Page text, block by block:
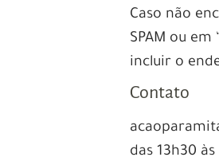
Caso não
SPAM ou em
incluir o
Contato
das 13h30 às